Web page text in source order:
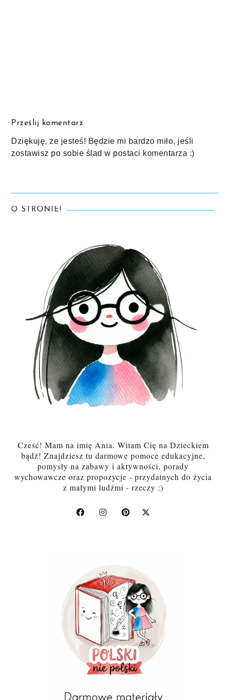
Prześlij komentarz
Dziękuję, że jesteś! Będzie mi bardzo miło, jeśli
zostawisz po sobie ślad w postaci komentarza :)
O STRONIE!
Cześć! Mam na imię Ania. Witam Cię na Dzieckiem
bądź! Znajdziesz tu darmowe pomoce edukacyjne,
pomysły na zabawy i aktywności, porady
wychowawcze oraz propozycje - przydatnych do życia
z małymi ludźmi - rzeczy :)